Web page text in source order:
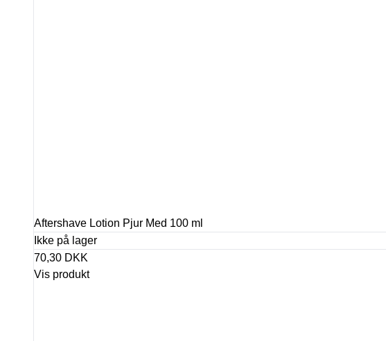
Aftershave Lotion Pjur Med 100 ml
Ikke på lager
70,30 DKK
Vis produkt